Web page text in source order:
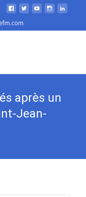
après un
Jean-